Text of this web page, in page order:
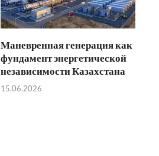
Маневренная генерация как
фундамент энергетической
независимости Казахстана
15.06.2026